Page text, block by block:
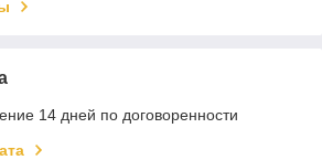
14 дней по договоренности